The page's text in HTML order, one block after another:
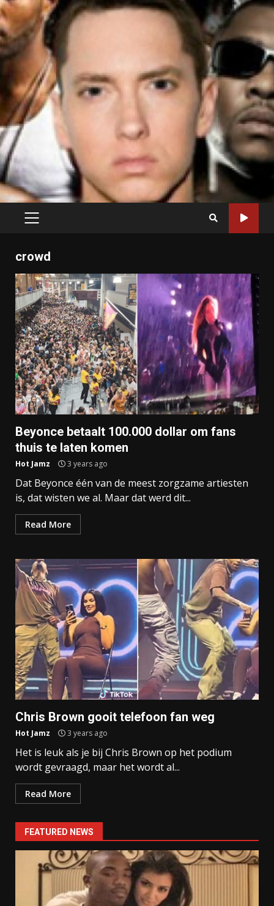
PRIMARY
crowd
Beyonce betaalt 100.000 dollar om fans
thuis te laten komen
Hot Jamz 3 years ago
Dat Beyonce één van de meest zorgzame artiesten
is, dat wisten we al. Maar dat werd dit...
Read More
Chris Brown gooit telefoon fan weg
Hot Jamz 3 years ago
Het is leuk als je bij Chris Brown op het podium
wordt gevraagd, maar het wordt al...
Read More
FEATURED NEWS